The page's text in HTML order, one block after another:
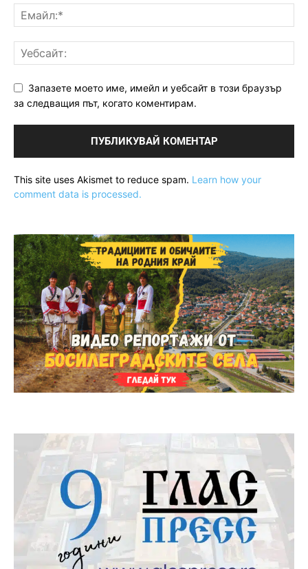
Запазете моето име, имейл и уебсайт в този браузър
за следващия път, когато коментирам.
This site uses Akismet to reduce spam. Learn how your
comment data is processed.